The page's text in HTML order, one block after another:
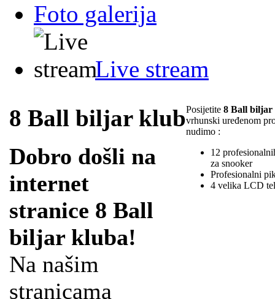
Foto galerija
Live stream
8 Ball biljar klub
Dobro došli na
internet
stranice 8 Ball
biljar kluba!
Na našim
stranicama
Posijetite 8 Ball biljar
vrhunski uređenom
nudimo :
12
za snooker
Profesionalni
4 velika LCD